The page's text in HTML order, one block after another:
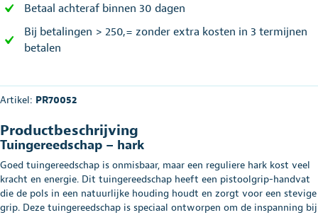
Betaal achteraf binnen 30 dagen
Bij betalingen > 250,= zonder extra kosten in 3 termijnen
betalen
Artikel: PR70052
Productbeschrijving
Tuingereedschap – hark
Goed tuingereedschap is onmisbaar, maar een reguliere hark kost veel
kracht en energie. Dit tuingereedschap heeft een pistoolgrip-handvat
die de pols in een natuurlijke houding houdt en zorgt voor een stevige
grip. Deze tuingereedschap is speciaal ontworpen om de inspanning bij